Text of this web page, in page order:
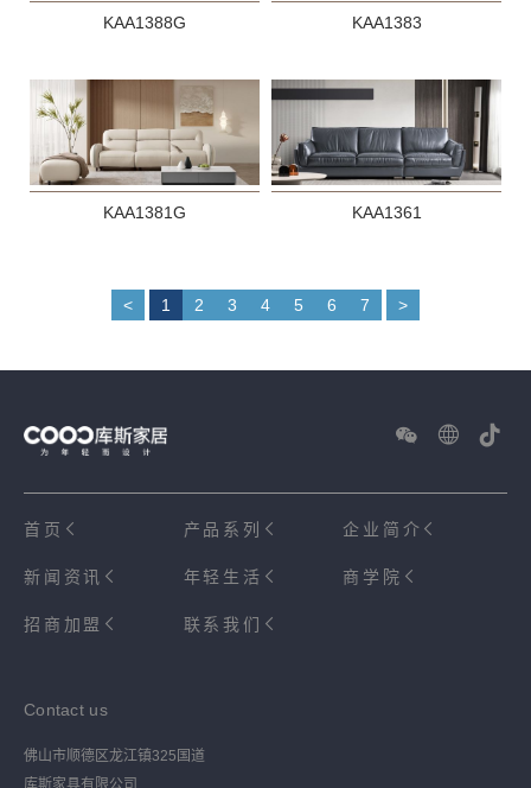
KAA1388G KAA1383
KAA1381G KAA1361
< 1 2 3 4 5 6 7 >
首页 产品系列 企业简介
新闻资讯 年轻生活 商学院
招商加盟 联系我们
Contact us
佛山市顺德区龙江镇325国道
库斯家具有限公司